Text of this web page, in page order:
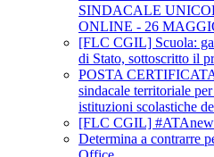
SINDACALE
ONLINE - 26
[FLC CGIL] Scuola:
di Stato, sottoscritto il
POSTA
sindacale territoriale
istituzioni scolastiche
[FLC CGIL]
Determina a contrarre